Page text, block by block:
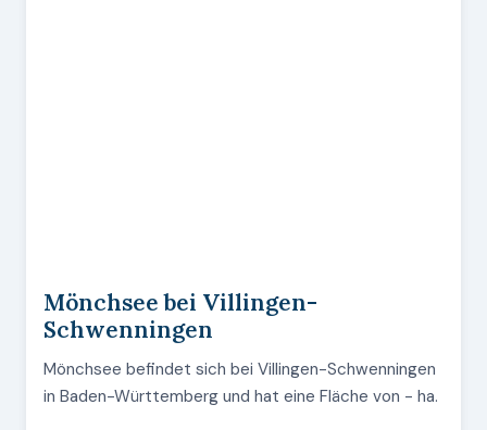
Mönchsee bei Villingen-
Schwenningen
Mönchsee befindet sich bei Villingen-Schwenningen
in Baden-Württemberg und hat eine Fläche von - ha.